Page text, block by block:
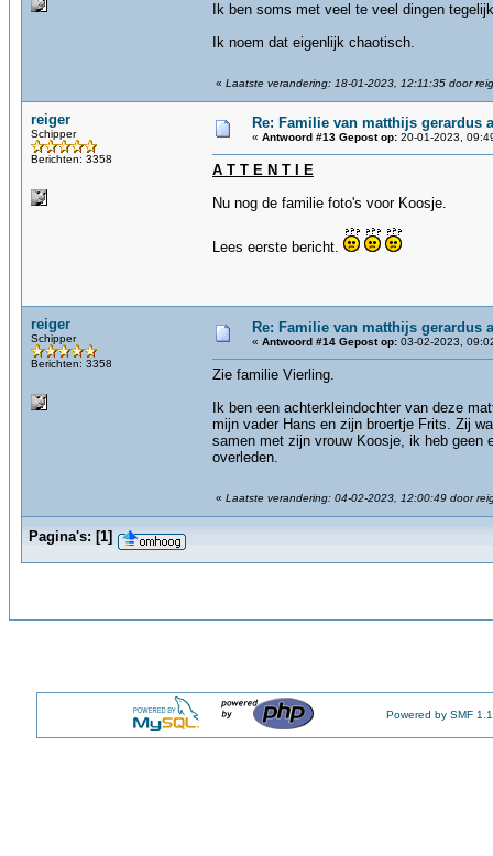
Ik ben soms met veel te veel dingen
Ik noem dat eigenlijk chaotisch.
« Laatste verandering: 18-01-2023, 12:11:35 door
reiger
Schipper
Berichten: 3358
Re: Familie van matthijs
« Antwoord #13 Gepost op: 20-01-2023,
A T T E N T I E
Nu nog de familie foto's voor Koosje.
Lees eerste bericht.
reiger
Schipper
Berichten: 3358
Re: Familie van matthijs
« Antwoord #14 Gepost op: 03-02-2023,
Zie familie Vierling.
Ik ben een achterkleindochter van deze
mijn vader Hans en zijn broertje Frits. Zij
samen met zijn vrouw Koosje, ik heb geen
overleden.
« Laatste verandering: 04-02-2023, 12:00:49 door
Pagina's: [1]
Powered by SMF